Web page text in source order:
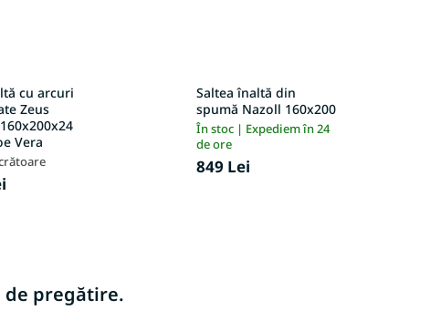
cu arcuri
Zeus
Vera
Saltea înaltă din
spumă Nazoll 160x200
În stoc | Expediem în 24
de ore
849 Lei
de pregătire.